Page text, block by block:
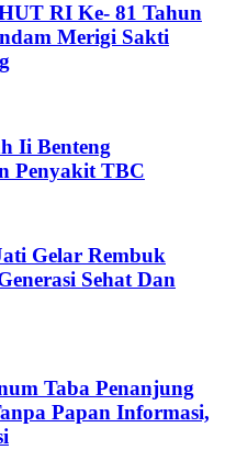
RI Ke- 81 Tahun
Merigi Sakti
Ii Benteng
Penyakit TBC
Gelar Rembuk
Sehat Dan
Taba Penanjung
Papan Informasi,